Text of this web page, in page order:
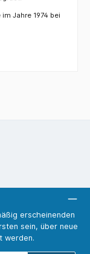
Jahre 1974 bei
erscheinenden
sein, über neue
werden.